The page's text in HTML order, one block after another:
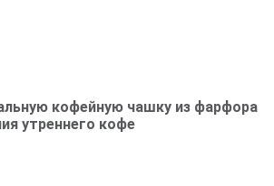
кофейную чашку из фарфора
утреннего кофе